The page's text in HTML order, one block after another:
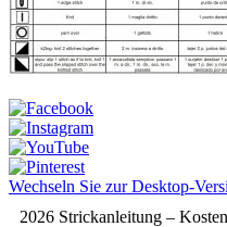
Wechseln Sie zur Desktop-
2026 Strickanleitung –